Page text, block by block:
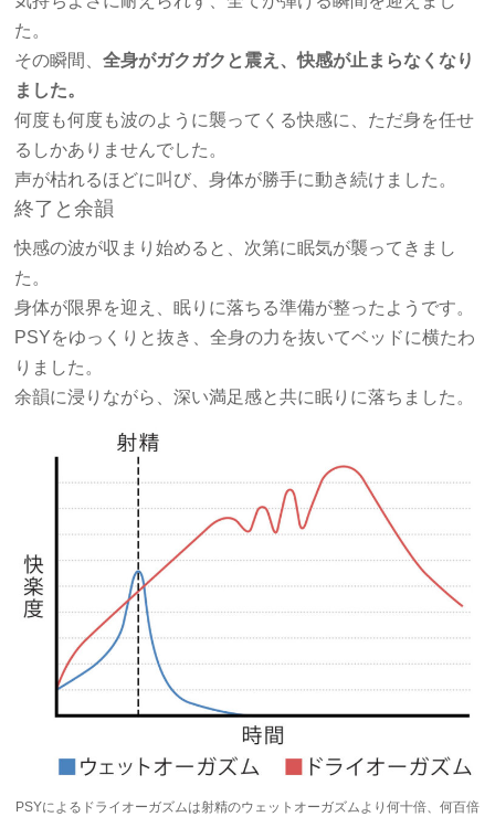
た。
その瞬間、全身がガクガクと震え、快感が止まらなくなり
ました。
何度も何度も波のように襲ってくる快感に、ただ身を任せ
るしかありませんでした。
声が枯れるほどに叫び、身体が勝手に動き続けました。
終了と余韻
快感の波が収まり始めると、次第に眠気が襲ってきまし
た。
身体が限界を迎え、眠りに落ちる準備が整ったようです。
PSYをゆっくりと抜き、全身の力を抜いてベッドに横たわ
りました。
余韻に浸りながら、深い満足感と共に眠りに落ちました。
PSYによるドライオーガズムは射精のウェットオーガズムより何十倍、何百倍